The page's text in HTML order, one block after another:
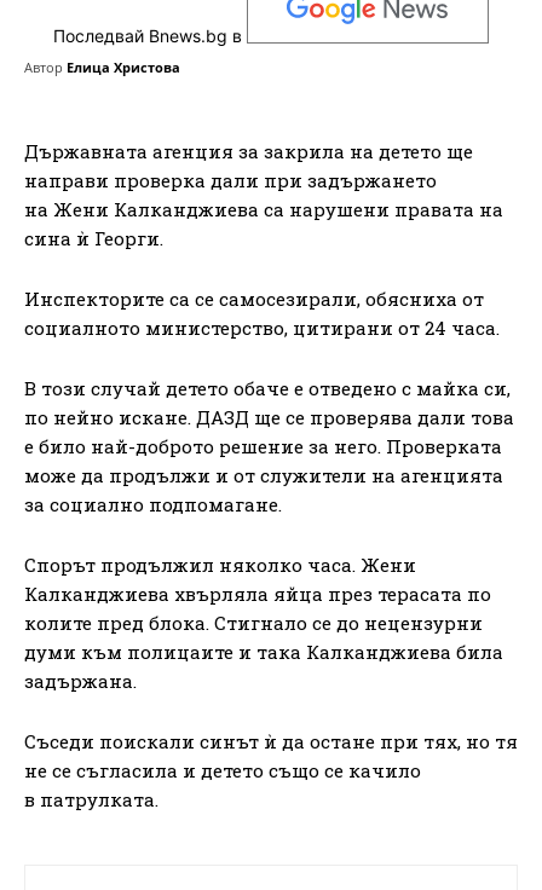
Последвай Bnews.bg в
Автор Елица Христова
Държавната агенция за закрила на детето ще
направи проверка дали при задържането
на Жени Калканджиева са нарушени правата на
сина ѝ Георги.
Инспекторите са се самосезирали, обясниха от
социалното министерство, цитирани от 24 часа.
В този случай детето обаче е отведено с майка си,
по нейно искане. ДАЗД ще се проверява дали това
е било най-доброто решение за него. Проверката
може да продължи и от служители на агенцията
за социално подпомагане.
Спорът продължил няколко часа. Жени
Калканджиева хвърляла яйца през терасата по
колите пред блока. Стигнало се до нецензурни
думи към полицаите и така Калканджиева била
задържана.
Съседи поискали синът ѝ да остане при тях, но тя
не се съгласила и детето също се качило
в патрулката.